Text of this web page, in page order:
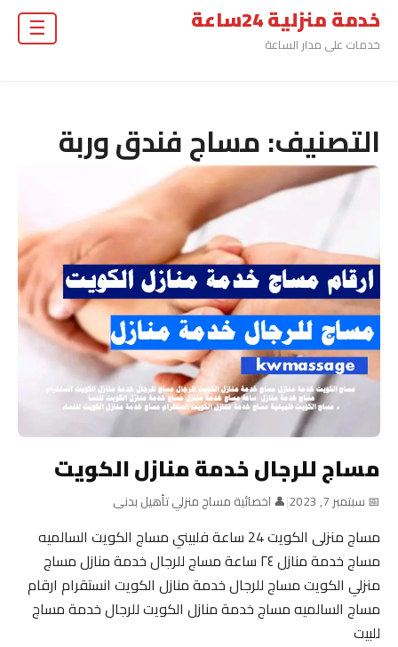
خدمة منزلية 24ساعة
خدمات على مدار الساعة
☰
التصنيف:مساج فندق وربة
مساج للرجال خدمة منازل الكويت
📅 سبتمبر 7, 2023 |👤 اخصائية مساج منزلي تأهيل بدنى
مساج منزلى الكويت 24 ساعة فلبيني مساج الكويت السالميه
مساج خدمة منازل ٢٤ ساعة مساج للرجال خدمة منازل مساج
منزلي الكويت مساج للرجال خدمة منازل الكويت انستقرام ارقام
مساج السالميه مساج خدمة منازل الكويت للرجال خدمة مساج
للبيت